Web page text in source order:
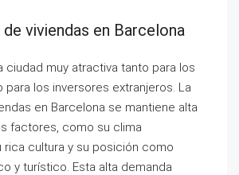
de viviendas en Barcelona
ciudad muy atractiva tanto para los
los inversores extranjeros. La
en Barcelona se mantiene alta
factores, como su clima
rica cultura y su posición como
y turístico. Esta alta demanda